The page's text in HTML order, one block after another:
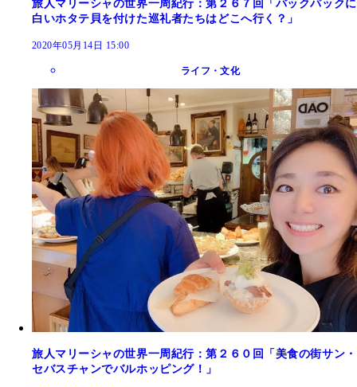
旅人マリーシャの世界一周紀行：第２６７回「バックパックに
白いホタテ貝を付けた巡礼者たちはどこへ行く？」
2020年05月14日 15:00
ライフ・文化
旅人マリーシャの世界一周紀行：第２６０回「美食の街サン・
セバスチャンでバルホッピング！」